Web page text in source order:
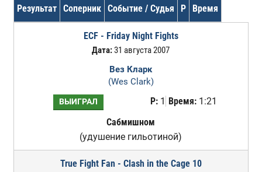
Результат Соперник Событие / Судья Р Время
ECF - Friday Night Fights
Дата:31 августа 2007
Вез Кларк
(Wes Clark)
ВЫИГРАЛ Р:1 Время:1:21
Сабмишном
(удушение гильотиной)
True Fight Fan - Clash in the Cage 10